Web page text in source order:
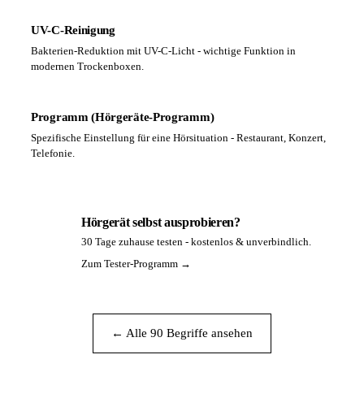
UV-C-Reinigung
Bakterien-Reduktion mit UV-C-Licht - wichtige Funktion in
modernen Trockenboxen.
Programm (Hörgeräte-Programm)
Spezifische Einstellung für eine Hörsituation - Restaurant, Konzert,
Telefonie.
Hörgerät selbst ausprobieren?
30 Tage zuhause testen - kostenlos & unverbindlich.
Zum Tester-Programm →
← Alle 90 Begriffe ansehen